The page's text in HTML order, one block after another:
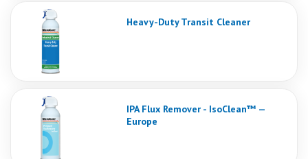
Heavy-Duty Transit Cleaner
IPA Flux Remover - IsoClean™ —
Europe